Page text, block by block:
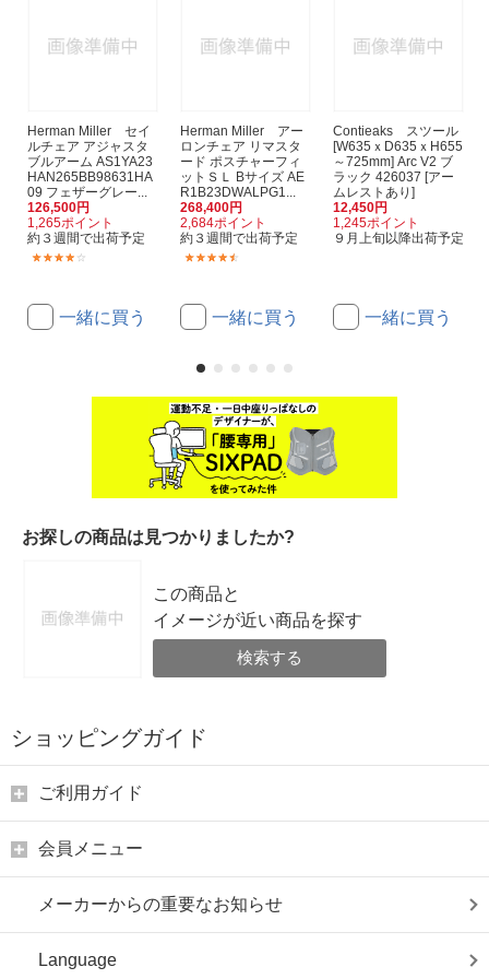
Herman Miller セイ
ルチェア アジャスタ
ブルアーム AS1YA23
HAN265BB98631HA
09 フェザーグレー...
126,500円
1,265ポイント
約３週間で出荷予定
一緒に買う
Herman Miller アー
ロンチェア リマスタ
ード ポスチャーフィ
ットＳＬ Bサイズ AE
R1B23DWALPG1...
268,400円
2,684ポイント
約３週間で出荷予定
一緒に買う
Contieaks スツール
[W635ｘD635ｘH655
～725mm] Arc V2 ブ
ラック 426037 [アー
ムレストあり]
12,450円
1,245ポイント
９月上旬以降出荷予定
一緒に買う
お探しの商品は見つかりましたか?
この商品と
イメージが近い商品を探す
検索する
ショッピングガイド
ご利用ガイド
会員メニュー
メーカーからの重要なお知らせ
Language